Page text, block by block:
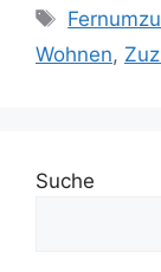
Wohnen,
Suche